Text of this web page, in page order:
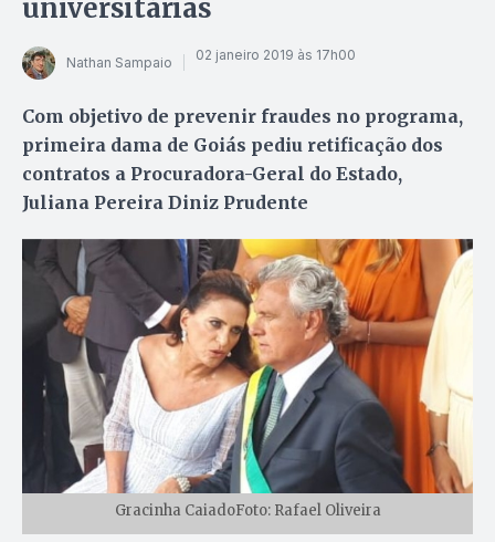
universitárias
Nathan Sampaio 02 janeiro 2019 às 17h00
Com objetivo de prevenir fraudes no programa,
primeira dama de Goiás pediu retificação dos
contratos a Procuradora-Geral do Estado,
Juliana Pereira Diniz Prudente
Gracinha CaiadoFoto: Rafael Oliveira